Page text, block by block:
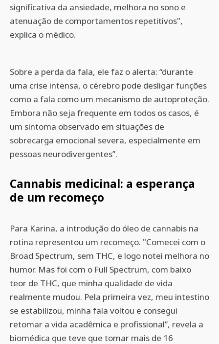
significativa da ansiedade, melhora no sono e
atenuação de comportamentos repetitivos",
explica o médico.
Sobre a perda da fala, ele faz o alerta: “durante
uma crise intensa, o cérebro pode desligar funções
como a fala como um mecanismo de autoproteção.
Embora não seja frequente em todos os casos, é
um sintoma observado em situações de
sobrecarga emocional severa, especialmente em
pessoas neurodivergentes”.
Cannabis medicinal: a esperança
de um recomeço
Para Karina, a introdução do óleo de cannabis na
rotina representou um recomeço. "Comecei com o
Broad Spectrum, sem THC, e logo notei melhora no
humor. Mas foi com o Full Spectrum, com baixo
teor de THC, que minha qualidade de vida
realmente mudou. Pela primeira vez, meu intestino
se estabilizou, minha fala voltou e consegui
retomar a vida acadêmica e profissional”, revela a
biomédica que teve que tomar mais de 16